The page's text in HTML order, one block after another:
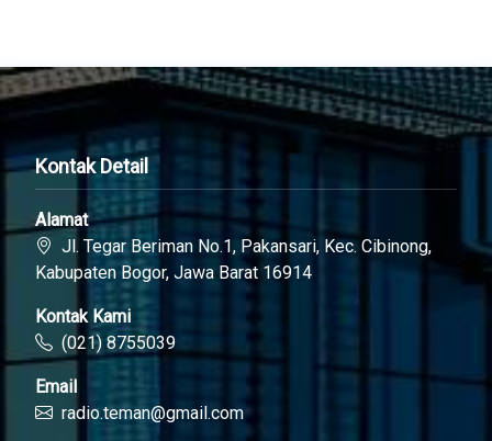
Kontak Detail
Alamat
Jl. Tegar Beriman No.1, Pakansari, Kec. Cibinong,
Kabupaten Bogor, Jawa Barat 16914
Kontak Kami
(021) 8755039
Email
radio.teman@gmail.com